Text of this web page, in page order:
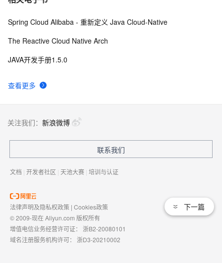
查看更多
Spring Cloud Alibaba - 重新定义 Java Cloud-Native
The Reactive Cloud Native Arch
JAVA开发手册1.5.0
下一篇
关注我们： 新浪微博
联系我们
文档 | 开发者社区 | 天池大赛 | 培训与认证
法律声明及隐私权政策 | Cookies政策
© 2009-现在 Aliyun.com 版权所有
增值电信业务经营许可证： 浙B2-20080101
域名注册服务机构许可： 浙D3-20210002